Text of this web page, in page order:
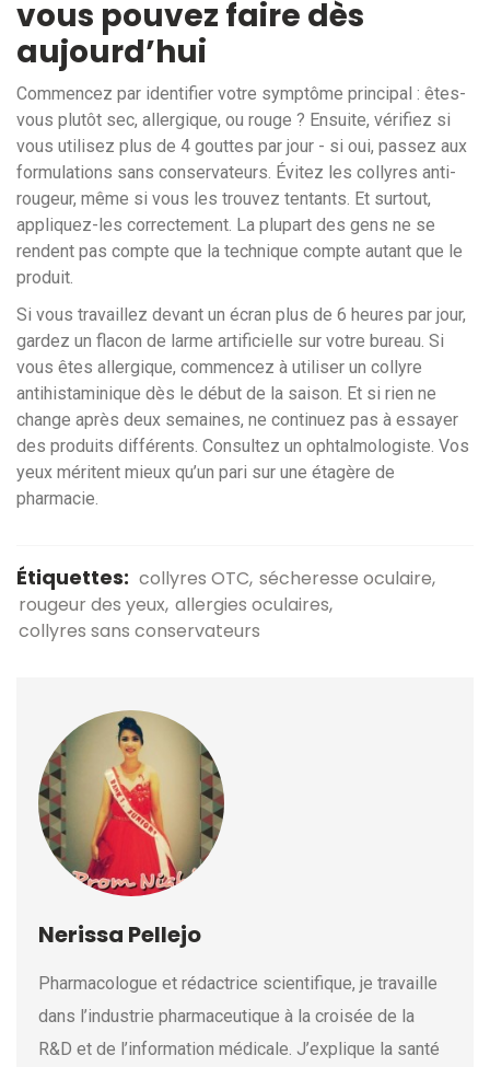
vous pouvez faire dès
aujourd’hui
Commencez par identifier votre symptôme principal : êtes-
vous plutôt sec, allergique, ou rouge ? Ensuite, vérifiez si
vous utilisez plus de 4 gouttes par jour - si oui, passez aux
formulations sans conservateurs. Évitez les collyres anti-
rougeur, même si vous les trouvez tentants. Et surtout,
appliquez-les correctement. La plupart des gens ne se
rendent pas compte que la technique compte autant que le
produit.
Si vous travaillez devant un écran plus de 6 heures par jour,
gardez un flacon de larme artificielle sur votre bureau. Si
vous êtes allergique, commencez à utiliser un collyre
antihistaminique dès le début de la saison. Et si rien ne
change après deux semaines, ne continuez pas à essayer
des produits différents. Consultez un ophtalmologiste. Vos
yeux méritent mieux qu’un pari sur une étagère de
pharmacie.
Étiquettes: collyres OTC sécheresse oculaire
rougeur des yeux allergies oculaires
collyres sans conservateurs
Nerissa Pellejo
Pharmacologue et rédactrice scientifique, je travaille
dans l’industrie pharmaceutique à la croisée de la
R&D et de l’information médicale. J’explique la santé